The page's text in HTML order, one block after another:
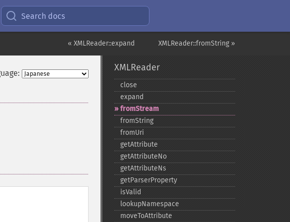
Search docs
XMLReader::fromString »
« XMLReader::expand
XMLReader
close
expand
fromStream
fromString
fromUri
getAttribute
getAttributeNo
getAttributeNs
getParserProperty
isValid
lookupNamespace
moveToAttribute